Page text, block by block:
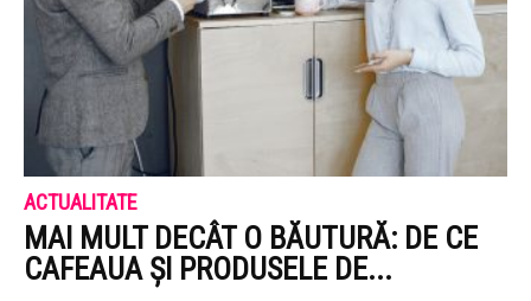
ACTUALITATE
MAI MULT DECÂT O BĂUTURĂ: DE CE
CAFEAUA ȘI PRODUSELE DE...